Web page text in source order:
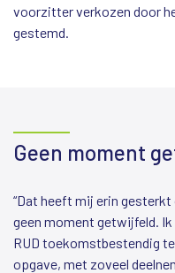
voorzitter verkozen door
gestemd.
Geen moment
“Dat heeft mij erin
geen moment getwijfeld.
RUD toekomstbestendig
opgave, met zoveel